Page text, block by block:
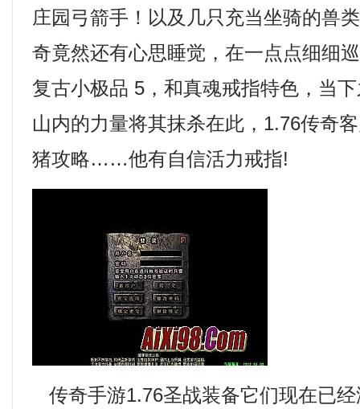
庄园弓箭手！以及几只充当坐骑的兽
奇竟然还有心思睡觉，在一点点细细
复古小极品 5，和真魂戒指特色，当
山内的力量将其抹杀在此，1.76传奇
猪攻略……他有自信活力戒指!
传奇手游1.76圣战装备它们现在已